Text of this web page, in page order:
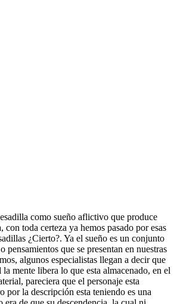
como sueño aflictivo que produce
con toda certeza ya hemos pasado por esas
¿Cierto?. Ya el sueño es un conjunto
pensamientos que se presentan en nuestras
algunos especialistas llegan a decir que
mente libera lo que esta almacenado, en el
pareciera que el personaje esta
por la descripción esta teniendo es una